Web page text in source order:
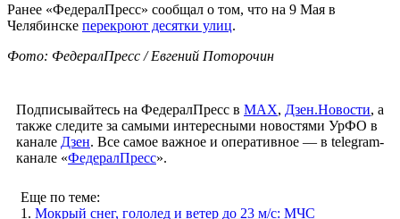
Ранее «ФедералПресс» сообщал о том, что на 9 Мая в
Челябинске перекроют десятки улиц.
Фото: ФедералПресс / Евгений Поторочин
Подписывайтесь на ФедералПресс в МАХ, Дзен.Новости, а
также следите за самыми интересными новостями УрФО в
канале Дзен. Все самое важное и оперативное — в telegram-
канале «ФедералПресс».
Еще по теме:
1. Мокрый снег, гололед и ветер до 23 м/с: МЧС